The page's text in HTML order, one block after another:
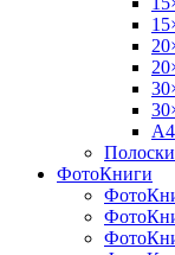
A4
ФотоКниги